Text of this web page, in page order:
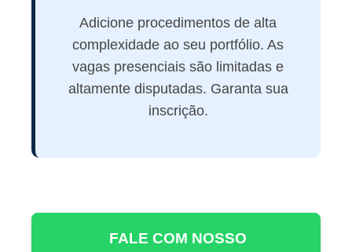
Adicione procedimentos de alta
complexidade ao seu portfólio. As
vagas presenciais são limitadas e
altamente disputadas. Garanta sua
inscrição.
FALE COM NOSSO